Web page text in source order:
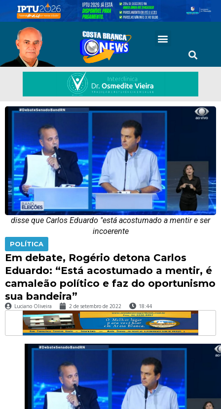
disse que Carlos Eduardo "está acostumado a mentir e ser
incoerente
POLÍTICA
Em debate, Rogério detona Carlos
Eduardo: “Está acostumado a mentir, é
camaleão político e faz do oportunismo
sua bandeira”
Luciano Oliveira 2 de setembro de 2022 18:44